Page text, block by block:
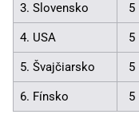
3. Slovensko 5
4. USA 5
5. Švajčiarsko 5
6. Fínsko 5